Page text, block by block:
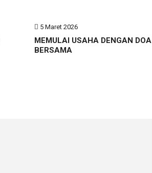
5 Maret 2026
MEMULAI USAHA DENGAN DOA
BERSAMA